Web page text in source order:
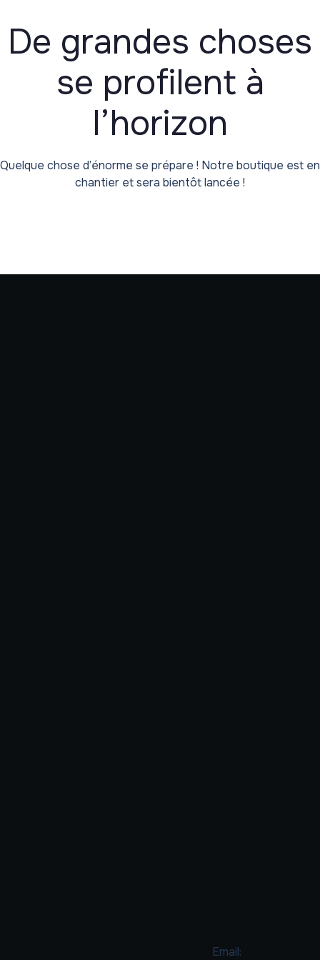
De grandes choses
se profilent à
l’horizon
Quelque chose d’énorme se prépare ! Notre boutique est en
chantier et sera bientôt lancée !
Email: